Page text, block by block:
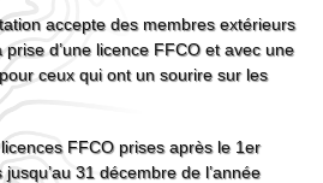
accepte des membres extérieurs
prise d’une licence FFCO et avec une
ceux qui ont un sourire sur les
FFCO prises après le 1er
31 décembre de l’année